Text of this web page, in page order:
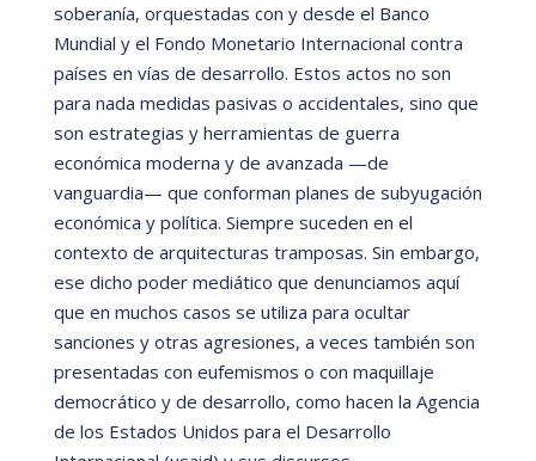
soberanía, orquestadas con y desde el Banco
Mundial y el Fondo Monetario Internacional contra
países en vías de desarrollo. Estos actos no son
para nada medidas pasivas o accidentales, sino que
son estrategias y herramientas de guerra
económica moderna y de avanzada —de
vanguardia— que conforman planes de subyugación
económica y política. Siempre suceden en el
contexto de arquitecturas tramposas. Sin embargo,
ese dicho poder mediático que denunciamos aquí
que en muchos casos se utiliza para ocultar
sanciones y otras agresiones, a veces también son
presentadas con eufemismos o con maquillaje
democrático y de desarrollo, como hacen la Agencia
de los Estados Unidos para el Desarrollo